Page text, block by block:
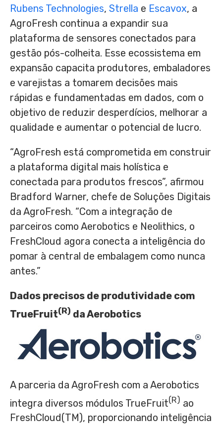
Rubens Technologies, Strella e Escavox, a
AgroFresh continua a expandir sua
plataforma de sensores conectados para
gestão pós-colheita. Esse ecossistema em
expansão capacita produtores, embaladores
e varejistas a tomarem decisões mais
rápidas e fundamentadas em dados, com o
objetivo de reduzir desperdícios, melhorar a
qualidade e aumentar o potencial de lucro.
“AgroFresh está comprometida em construir
a plataforma digital mais holística e
conectada para produtos frescos”, afirmou
Bradford Warner, chefe de Soluções Digitais
da AgroFresh. “Com a integração de
parceiros como Aerobotics e Neolithics, o
FreshCloud agora conecta a inteligência do
pomar à central de embalagem como nunca
antes.”
Dados precisos de produtividade com
TrueFruit(R) da Aerobotics
A parceria da AgroFresh com a Aerobotics
integra diversos módulos TrueFruit(R) ao
FreshCloud(TM), proporcionando inteligência